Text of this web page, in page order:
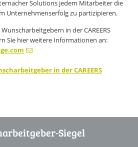
Solutions jedem Mitarbeiter die
Unternehmenserfolg zu partizipieren.
in der CAREERS
Sie hier weitere Informationen an:
in der CAREERS
Siegel